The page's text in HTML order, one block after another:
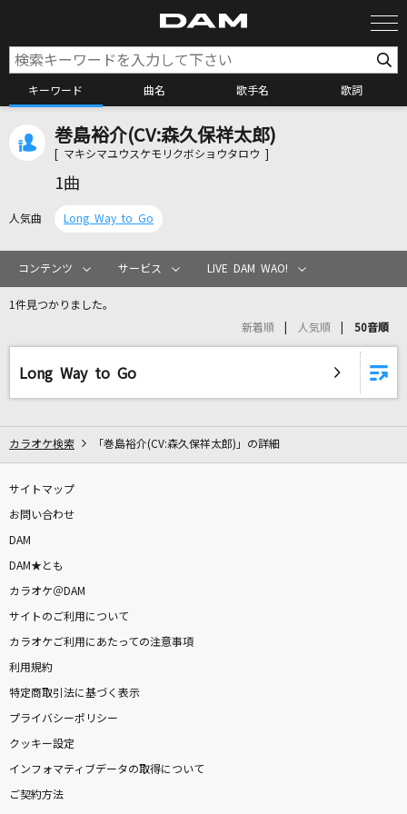
キーワード 曲名 歌手名 歌詞
カラオケ検索
カラオケリクエスト
リアルタイムで歌われている曲の一覧
あいみょん
幸せになりたい
[生音]花とサムライ
三山ひろし
好きすぎて滅！
M!LK
BOW AND ARROW
巻島裕介(CV:森久保祥太郎)
[ マキシマユウスケモリクボショウタロウ ]
1曲
人気曲 Long Way to Go
コンテンツ サービス LIVE DAM WAO!
1件見つかりました。
新着順 人気順 50音順
Long Way to Go
カラオケ検索 「巻島裕介(CV:森久保祥太郎)」の詳細
サイトマップ
お問い合わせ
DAM
DAM★とも
カラオケ＠DAM
サイトのご利用について
カラオケご利用にあたっての注意事項
利用規約
特定商取引法に基づく表示
プライバシーポリシー
クッキー設定
インフォマティブデータの取得について
ご契約方法